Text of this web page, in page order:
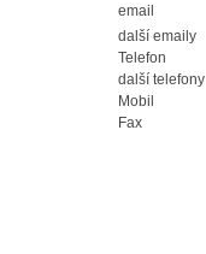
email
další emaily
Telefon
další telefony
Mobil
Fax